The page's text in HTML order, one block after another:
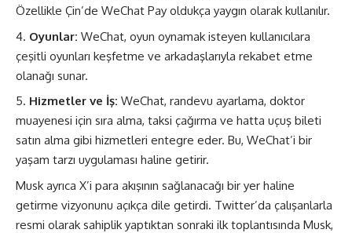
Özellikle Çin’de WeChat Pay oldukça yaygın olarak kullanılır.
Oyunlar: WeChat, oyun oynamak isteyen kullanıcılara
çeşitli oyunları keşfetme ve arkadaşlarıyla rekabet etme
olanağı sunar.
Hizmetler ve İş: WeChat, randevu ayarlama, doktor
muayenesi için sıra alma, taksi çağırma ve hatta uçuş bileti
satın alma gibi hizmetleri entegre eder. Bu, WeChat’i bir
yaşam tarzı uygulaması haline getirir.
Musk ayrıca X’i para akışının sağlanacağı bir yer haline
getirme vizyonunu açıkça dile getirdi. Twitter’da çalışanlarla
resmi olarak sahiplik yaptıktan sonraki ilk toplantısında Musk,